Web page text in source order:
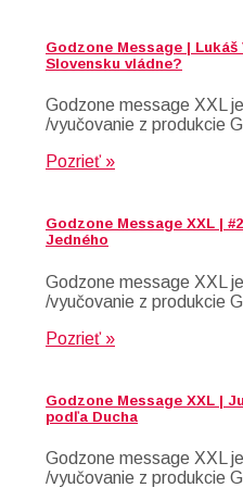
Godzone Message |
Slovensku vládne?
Godzone message XXL
/vyučovanie z produkcie
Pozrieť »
Godzone Message XXL |
Jedného
Godzone message XXL
/vyučovanie z produkcie
Pozrieť »
Godzone Message XXL |
podľa Ducha
Godzone message XXL
/vyučovanie z produkcie